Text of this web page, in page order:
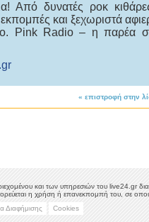
Από δυνατές ροκ
και ξεχωριστά
Pink Radio – η παρέα
« επιστροφή στην
και των υπηρεσιών του live24.gr
η χρήση ή επανεκπομπή του, σε
Διαφήμισης Cookies